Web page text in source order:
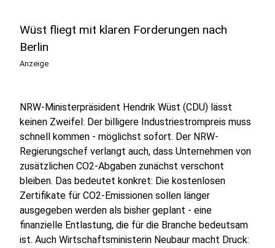
Wüst fliegt mit klaren Forderungen nach
Berlin
Anzeige
NRW-Ministerpräsident Hendrik Wüst (CDU) lässt
keinen Zweifel: Der billigere Industriestrompreis muss
schnell kommen - möglichst sofort. Der NRW-
Regierungschef verlangt auch, dass Unternehmen von
zusätzlichen CO2-Abgaben zunächst verschont
bleiben. Das bedeutet konkret: Die kostenlosen
Zertifikate für CO2-Emissionen sollen länger
ausgegeben werden als bisher geplant - eine
finanzielle Entlastung, die für die Branche bedeutsam
ist. Auch Wirtschaftsministerin Neubaur macht Druck: